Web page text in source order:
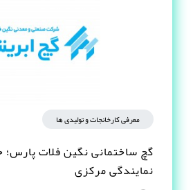
معرفی کارخانجات و تولیدی ها
گچ ساختمانی نگین فلات
نمایندگی مرکزی